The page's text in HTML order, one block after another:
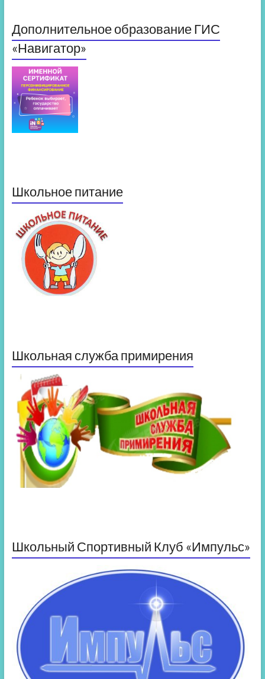
Дополнительное образование ГИС
«Навигатор»
Школьное питание
Школьная служба примирения
Школьный Спортивный Клуб «Импульс»